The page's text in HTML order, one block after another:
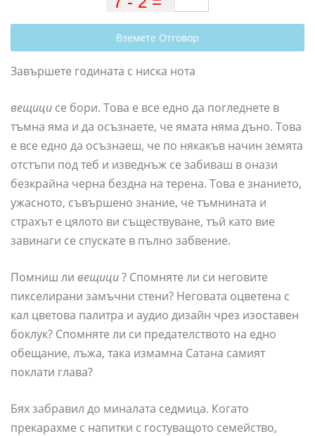
Вземете Отговор
Завършете годината с ниска нота
вещици се бори. Това е все едно да погледнете в
тъмна яма и да осъзнаете, че ямата няма дъно. Това
е все едно да осъзнаеш, че по някакъв начин земята
отстъпи под теб и изведнъж се забиваш в онази
безкрайна черна бездна на терена. Това е знанието,
ужасното, съвършено знание, че тъмнината и
страхът е цялото ви съществуване, тъй като вие
завинаги се спускате в пълно забвение.
Помниш ли вещици? Спомняте ли си неговите
пикселирани замъчни стени? Неговата оцветена с
кал цветова палитра и аудио дизайн чрез изоставен
боклук? Спомняте ли си предателството на едно
обещание, лъжа, така измамна Сатана самият
поклати глава?
Бях забравил до миналата седмица. Когато
прекарахме с напитки с гостуващото семейство,